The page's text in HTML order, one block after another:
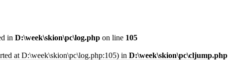
in D:\week\skion\pc\log.php on line 105
at D:\week\skion\pc\log.php:105) in D:\week\skion\pc\cljump.php